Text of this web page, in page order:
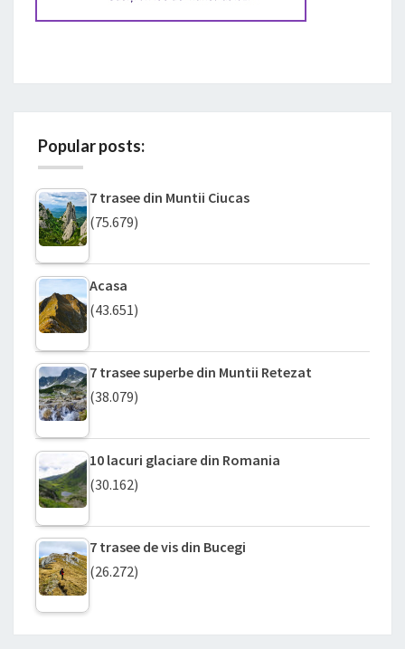
Popular posts:
7 trasee din Muntii Ciucas
(75.679)
Acasa
(43.651)
7 trasee superbe din Muntii Retezat
(38.079)
10 lacuri glaciare din Romania
(30.162)
7 trasee de vis din Bucegi
(26.272)